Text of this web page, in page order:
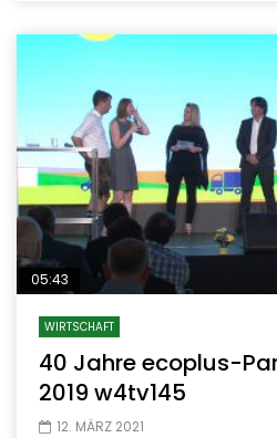
05:43
WIRTSCHAFT
40 Jahre ecoplus-
2019 w4tv145
12. MÄRZ 2021